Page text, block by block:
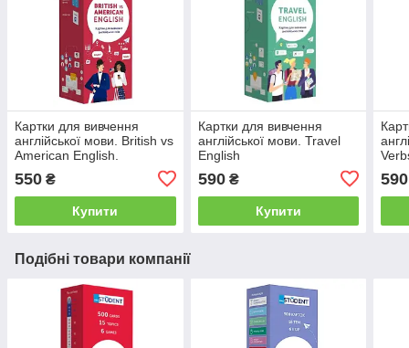
Картки для вивчення
англійської мови. British vs
American English.
550 ₴
Купити
Картки для вивчення
англійської мови. Travel
English
590₴
Купити
590
Подібні товари компанії